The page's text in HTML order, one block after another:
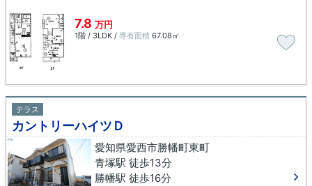
7.8 万円
1階 / 3LDK / 専有面積 67.08㎡
テラス
カントリーハイツＤ
愛知県愛西市勝幡町東町
青塚駅 徒歩13分
勝幡駅 徒歩16分